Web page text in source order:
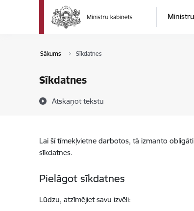
Pāriet uz lapas saturu
Sākums Sīkdatnes
Sīkdatnes
Atskaņot tekstu
Lai šī tīmekļvietne darbotos, tā izmanto
sīkdatnes.
Pielāgot sīkdatnes
Lūdzu, atzīmējiet savu izvēli: